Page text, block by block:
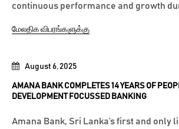
August 6, 2025
AMANA BANK COMPLETES 14 YEARS OF
DEVELOPMENT FOCUSSED BANKING
Amana Bank, Sri Lanka’s first and only
continuous performance and growth
மேலதிக விபரங்களுக்கு